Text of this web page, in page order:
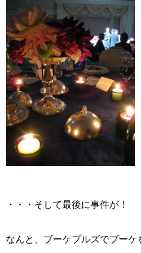
・・・そして最後に事件が！
なんと、ブーケプルズでブーケ